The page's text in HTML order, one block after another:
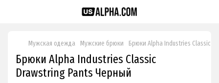
Мужская одежда Мужские брюки Брюки Alpha Industries Classic
Брюки Alpha Industries Classic
Drawstring Pants Черный